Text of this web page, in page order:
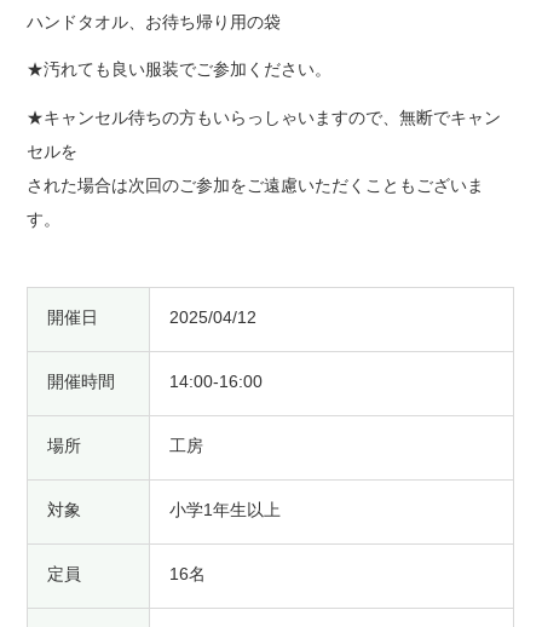
ハンドタオル、お待ち帰り用の袋
★汚れても良い服装でご参加ください。
★キャンセル待ちの方もいらっしゃいますので、無断でキャン
セルを
された場合は次回のご参加をご遠慮いただくこともございま
す。
開催日 2025/04/12
開催時間 14:00-16:00
場所 工房
対象 小学1年生以上
定員 16名